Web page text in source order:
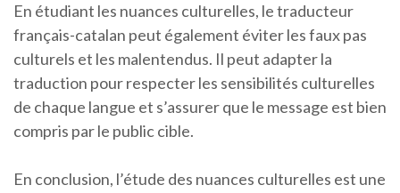
En étudiant les nuances culturelles, le traducteur
français-catalan peut également éviter les faux pas
culturels et les malentendus. Il peut adapter la
traduction pour respecter les sensibilités culturelles
de chaque langue et s’assurer que le message est bien
compris par le public cible.
En conclusion, l’étude des nuances culturelles est une